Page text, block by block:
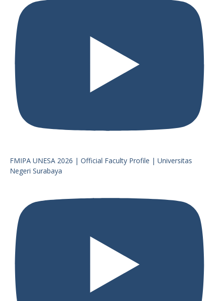
FMIPA UNESA 2026 | Official Faculty Profile | Universitas
Negeri Surabaya